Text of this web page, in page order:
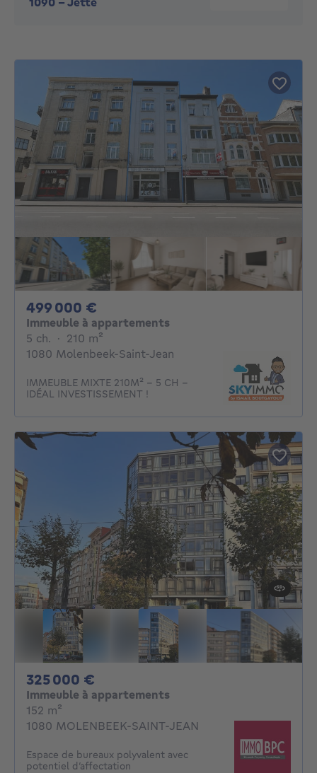
499 000 €
Immeuble à appartements
5 ch. 5 chambres
· 210 m²
1080 Molenbeek-Saint-Jean
IMMEUBLE MIXTE 210M² - 5 CH -
IDÉAL INVESTISSEMENT !
325 000 €
Immeuble à appartements
152 m²
1080 MOLENBEEK-SAINT-JEAN
Espace de bureaux polyvalent avec
potentiel d’affectation